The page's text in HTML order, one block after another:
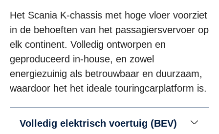
Het Scania K-chassis met hoge vloer voorziet
in de behoeften van het passagiersvervoer op
elk continent. Volledig ontworpen en
geproduceerd in-house, en zowel
energiezuinig als betrouwbaar en duurzaam,
waardoor het het ideale touringcarplatform is.
Volledig elektrisch voertuig (BEV)